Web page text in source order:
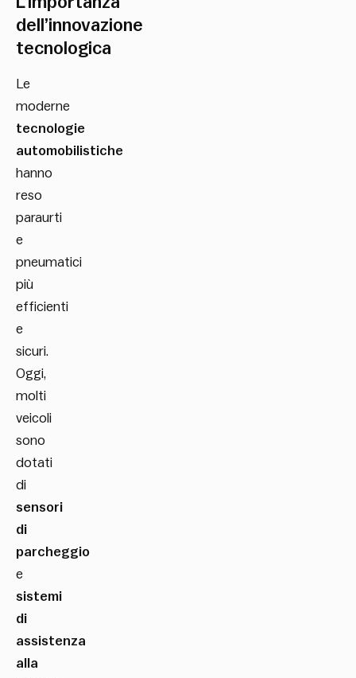
dell’innovazione
tecnologica
Le
moderne
tecnologie
automobilistiche
hanno
reso
paraurti
e
pneumatici
più
efficienti
e
sicuri.
Oggi,
molti
veicoli
sono
dotati
di
sensori
di
parcheggio
e
sistemi
di
assistenza
alla